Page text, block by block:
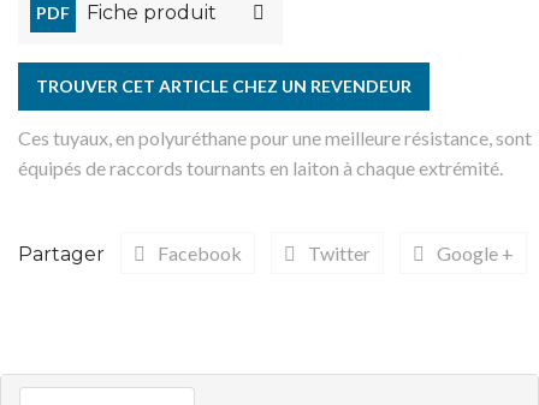
PDF Fiche produit
TROUVER CET ARTICLE CHEZ UN REVENDEUR
Ces tuyaux, en polyuréthane pour une meilleure résistance, sont
équipés de raccords tournants en laiton à chaque extrémité.
Partager Facebook Twitter Google +